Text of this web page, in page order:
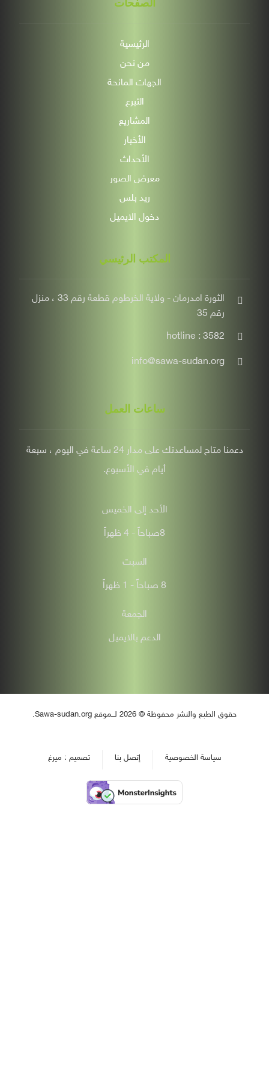
الصفحات
الرئيسية
من نحن
الجهات المانحة
التبرع
المشاريع
الأخبار
الأحداث
معرض الصور
ريد بلس
دخول الايميل
المكتب الرئيسي
الثورة امدرمان - ولاية الخرطوم قطعة رقم 33 ، منزل
رقم 35
hotline : 3582
info@sawa-sudan.org
ساعات العمل
دعمنا متاح لمساعدتك على مدار 24 ساعة في اليوم ، سبعة
أيام في الأسبوع.
الأحد إلى الخميس
8صباحاً - 4 ظهراً
السبت
8 صباحاًً - 1 ظهراً
الجمعة
الدعم بالايميل
حقوق الطبع والنشر محفوظة © 2026 لـــموقع Sawa-sudan.org.
تصميم : ميرغ إتصل بنا سياسة الخصوصية